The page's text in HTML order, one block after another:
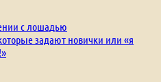
с лошадью
задают новички или «я